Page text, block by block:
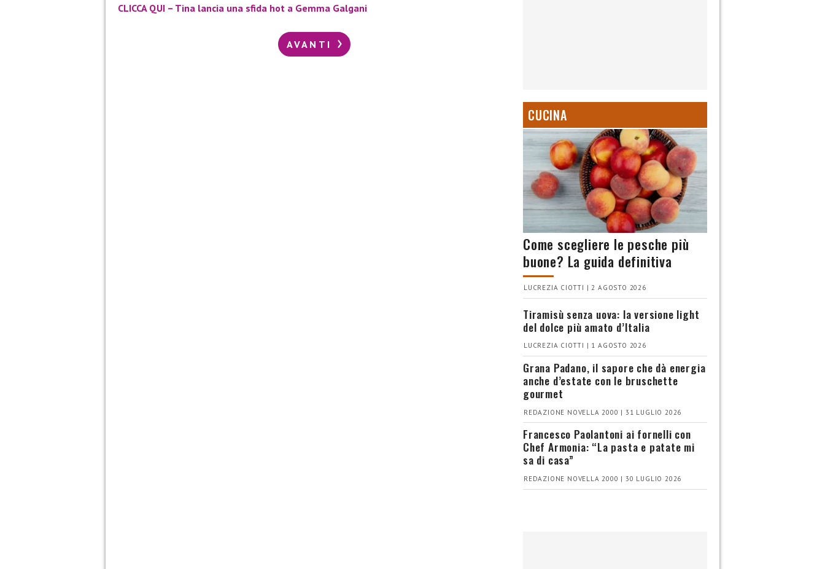
CLICCA QUI – Tina lancia una sfida hot a Gemma Galgani
AVANTI
CUCINA
Come scegliere le pesche più
buone? La guida definitiva
LUCREZIA CIOTTI | 2 AGOSTO 2026
Tiramisù senza uova: la versione light
del dolce più amato d’Italia
LUCREZIA CIOTTI | 1 AGOSTO 2026
Grana Padano, il sapore che dà energia
anche d’estate con le bruschette
gourmet
REDAZIONE NOVELLA 2000 | 31 LUGLIO 2026
Francesco Paolantoni ai fornelli con
Chef Armonia: “La pasta e patate mi
sa di casa”
REDAZIONE NOVELLA 2000 | 30 LUGLIO 2026